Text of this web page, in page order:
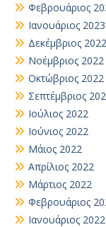
Φεβρουάριος
Ιανουάριος 2023
Δεκέμβριος 2022
Νοέμβριος 2022
Οκτώβριος 2022
Σεπτέμβριος
Ιούλιος 2022
Ιούνιος 2022
Μάιος 2022
Απρίλιος 2022
Μάρτιος 2022
Φεβρουάριος
Ιανουάριος 2022